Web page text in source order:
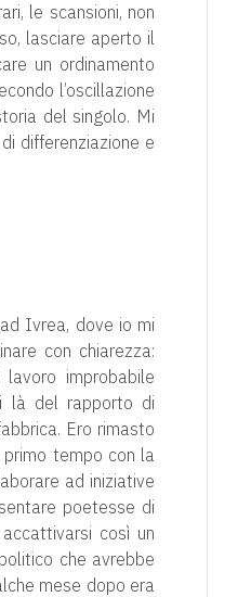
le scansioni, non
lasciare aperto il
un ordinamento
l’oscillazione
del singolo. Mi
differenziazione e
Ivrea, dove io mi
con chiarezza:
improbabile
là del rapporto di
Ero rimasto
tempo con la
ad iniziative
poetesse di
così un
che avrebbe
mese dopo era